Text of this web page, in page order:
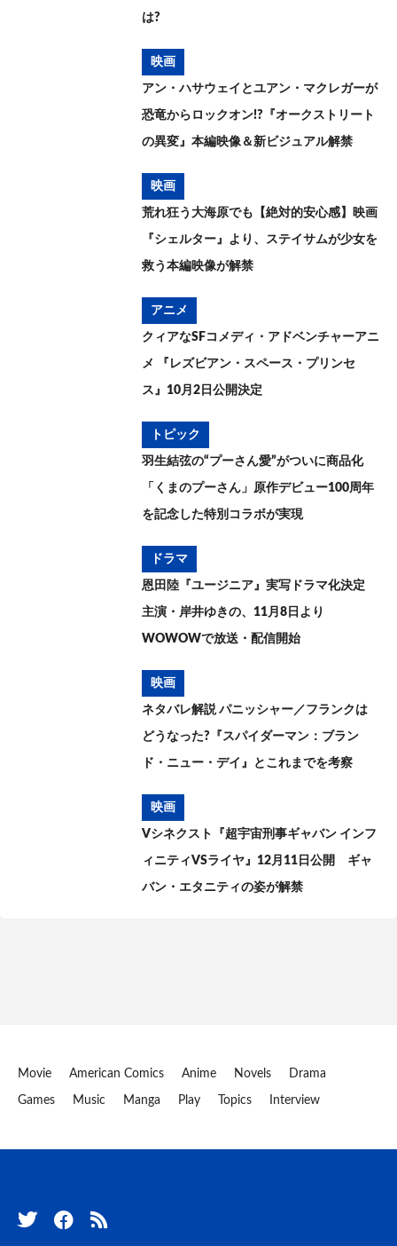
は?
映画
アン・ハサウェイとユアン・マクレガーが
恐竜からロックオン!?『オークストリート
の異変』本編映像＆新ビジュアル解禁
映画
荒れ狂う大海原でも【絶対的安心感】映画
『シェルター』より、ステイサムが少女を
救う本編映像が解禁
アニメ
クィアなSFコメディ・アドベンチャーアニ
メ 『レズビアン・スペース・プリンセ
ス』10月2日公開決定
トピック
羽生結弦の“プーさん愛”がついに商品化
「くまのプーさん」原作デビュー100周年
を記念した特別コラボが実現
ドラマ
恩田陸『ユージニア』実写ドラマ化決定
主演・岸井ゆきの、11月8日より
WOWOWで放送・配信開始
映画
ネタバレ解説 パニッシャー／フランクは
どうなった?『スパイダーマン：ブラン
ド・ニュー・デイ』とこれまでを考察
映画
Vシネクスト『超宇宙刑事ギャバン インフ
ィニティVSライヤ』12月11日公開 ギャ
バン・エタニティの姿が解禁
Movie American Comics Anime Novels Drama
Games Music Manga Play Topics Interview